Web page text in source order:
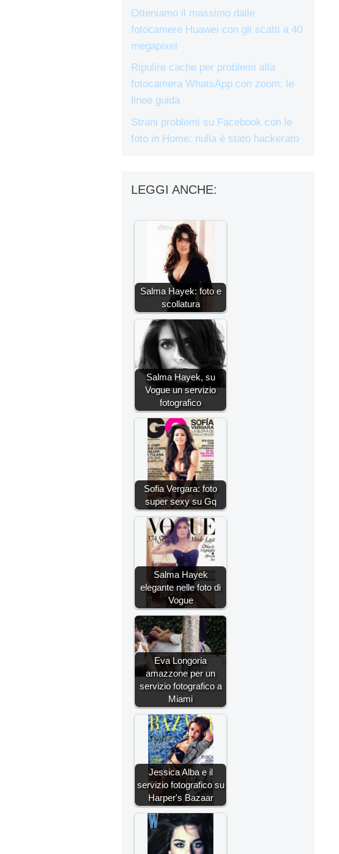
Otteniamo il massimo dalle
fotocamere Huawei con gli scatti a 40
megapixel
Ripulire cache per problemi alla
fotocamera WhatsApp con zoom: le
linee guida
Strani problemi su Facebook con le
foto in Home: nulla è stato hackerato
LEGGI ANCHE:
Salma Hayek: foto e
scollatura
Salma Hayek, su
Vogue un servizio
fotografico
Sofia Vergara: foto
super sexy su Gq
Salma Hayek
elegante nelle foto di
Vogue
Eva Longoria
amazzone per un
servizio fotografico a
Miami
Jessica Alba e il
servizio fotografico su
Harper's Bazaar